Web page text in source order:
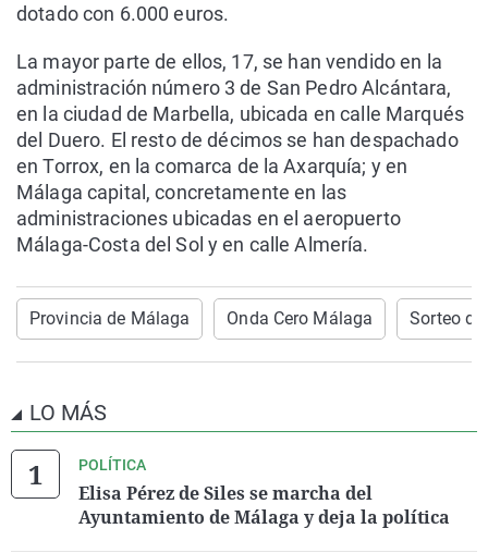
dotado con 6.000 euros.
La mayor parte de ellos, 17, se han vendido en la
administración número 3 de San Pedro Alcántara,
en la ciudad de Marbella, ubicada en calle Marqués
del Duero. El resto de décimos se han despachado
en Torrox, en la comarca de la Axarquía; y en
Málaga capital, concretamente en las
administraciones ubicadas en el aeropuerto
Málaga-Costa del Sol y en calle Almería.
Provincia de Málaga Onda Cero Málaga Sorteo
LO MÁS
POLÍTICA
Elisa Pérez de Siles se marcha del
Ayuntamiento de Málaga y deja la política